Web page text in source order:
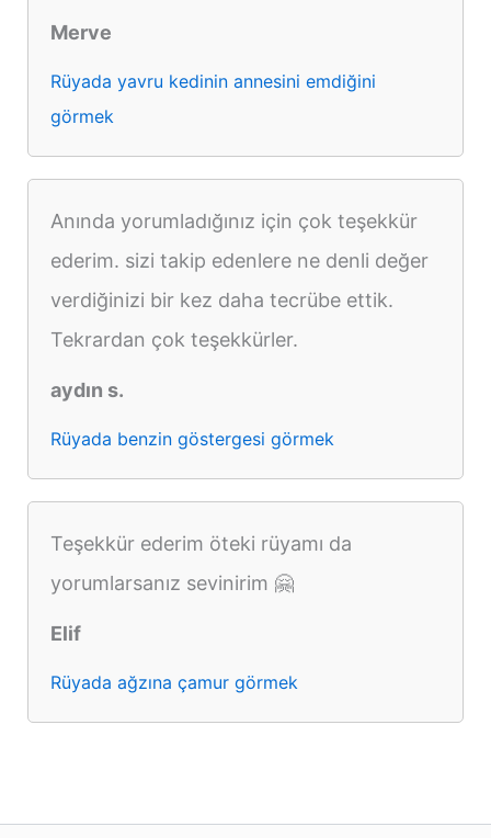
Merve
Rüyada yavru kedinin annesini emdiğini
görmek
Anında yorumladığınız için çok teşekkür
ederim. sizi takip edenlere ne denli değer
verdiğinizi bir kez daha tecrübe ettik.
Tekrardan çok teşekkürler.
aydın s.
Rüyada benzin göstergesi görmek
Teşekkür ederim öteki rüyamı da
yorumlarsanız sevinirim 🤗
Elif
Rüyada ağzına çamur görmek